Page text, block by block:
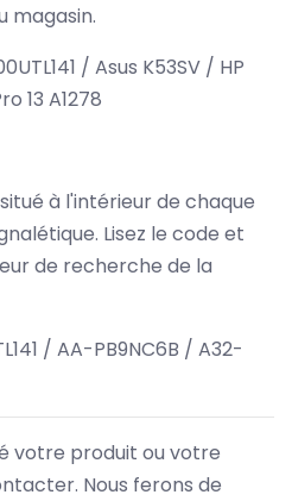
magasin.
/ Asus K53SV / HP
13 A1278
à l'intérieur de chaque
Lisez le code et
de recherche de la
/ AA-PB9NC6B / A32-
votre produit ou votre
Nous ferons de